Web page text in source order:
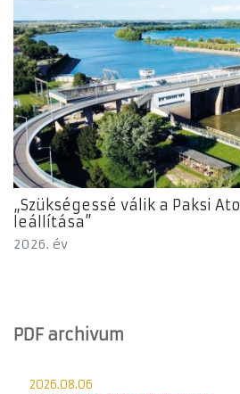
„Szükségessé válik a Paksi
leállítása”
2026. év
PDF archivum
2026.08.06